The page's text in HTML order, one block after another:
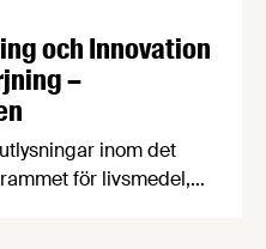
och Innovation
–
inom det
för livsmedel,